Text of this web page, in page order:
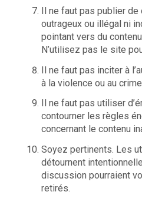
Il ne faut pas publier
outrageux ou illégal ni
pointant vers du
N’utilisez pas le site
Il ne faut pas inciter à
à la violence ou au
Il ne faut pas utiliser
contourner les règles
concernant le contenu
Soyez pertinents. Les
détournent
discussion pourraient
retirés.